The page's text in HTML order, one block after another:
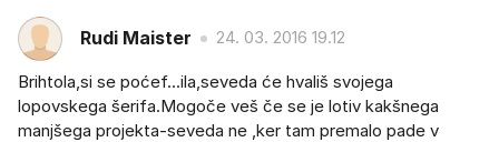
Rudi Maister 24. 03. 2016 19.12
Brihtola,si se poćef...ila,seveda će hvališ svojega
lopovskega šerifa.Mogoče veš če se je lotiv kakšnega
manjšega projekta-seveda ne ,ker tam premalo pade v